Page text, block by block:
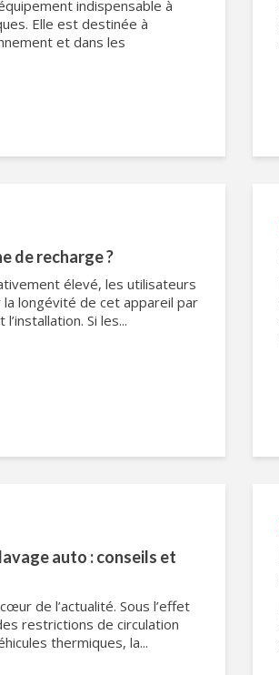
indispensable à
Elle est destinée à
et dans les
de recharge ?
élevé, les utilisateurs
longévité de cet appareil par
Si les...
auto : conseils et
de l’actualité. Sous l’effet
restrictions de circulation
thermiques, la...